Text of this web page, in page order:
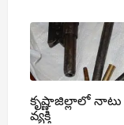
కృష్ణాజిల్లాలో
వ్యక్తి